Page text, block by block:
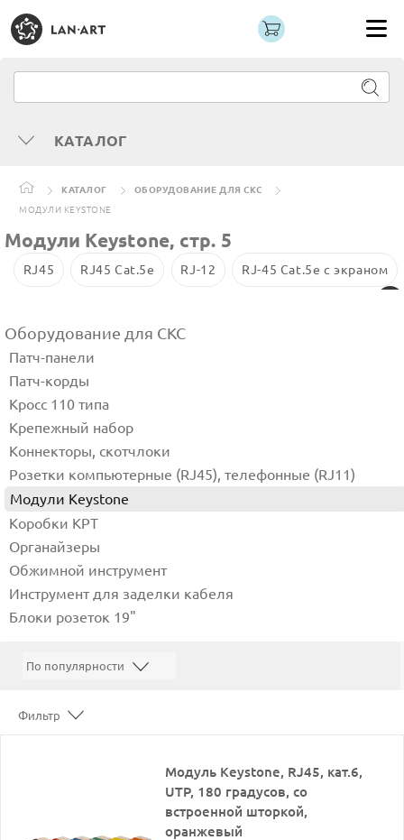
КАТАЛОГ
КАТАЛОГ
ОБОРУДОВАНИЕ ДЛЯ СКС
МОДУЛИ KEYSTONE
Модули Keystone, стр. 5
RJ45 RJ45 Cat.5е RJ-12 RJ-45 Cat.5e с экраном
Оборудование для СКС
Патч-панели
Патч-корды
Кросс 110 типа
Крепежный набор
Коннекторы, скотчлоки
Розетки компьютерные (RJ45), телефонные (RJ11)
Модули Keystone
Коробки КРТ
Органайзеры
Обжимной инструмент
Инструмент для заделки кабеля
Блоки розеток 19"
Фильтр
Модуль Keystone, RJ45, кат.6,
UTP, 180 градусов, со
встроенной шторкой,
оранжевый